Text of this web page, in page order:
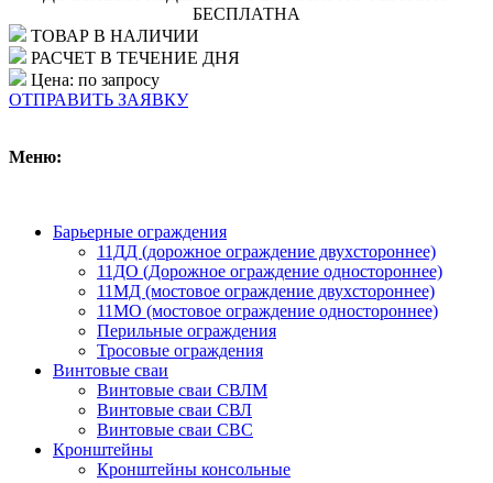
БЕСПЛАТНА
ТОВАР В НАЛИЧИИ
РАСЧЕТ В ТЕЧЕНИЕ ДНЯ
Цена: по запросу
ОТПРАВИТЬ ЗАЯВКУ
Меню:
Барьерные ограждения
11ДД (дорожное ограждение двухстороннее)
11ДО (Дорожное ограждение одностороннее)
11МД (мостовое ограждение двухстороннее)
11МО (мостовое ограждение одностороннее)
Перильные ограждения
Тросовые ограждения
Винтовые сваи
Винтовые сваи СВЛМ
Винтовые сваи СВЛ
Винтовые сваи СВС
Кронштейны
Кронштейны консольные